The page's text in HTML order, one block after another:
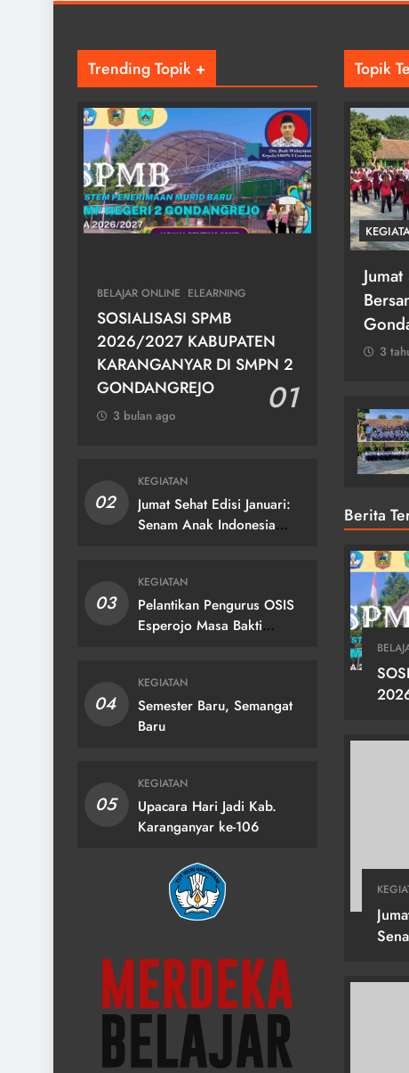
Trending Topik +
BELAJAR ONLINE ELEARNING
SOSIALISASI SPMB
2026/2027 KABUPATEN
KARANGANYAR DI SMPN 2
GONDANGREJO
01
3 bulan ago
02
KEGIATAN
Jumat Sehat Edisi Januari:
Senam Anak Indonesia
03
KEGIATAN
Pelantikan Pengurus OSIS
Esperojo Masa Bakti
04
KEGIATAN
Semester Baru, Semangat
Baru
05
KEGIATAN
Upacara Hari Jadi Kab.
Karanganyar ke-106
Topik
INFORMASI SEKOLAH KEGIATAN
Kabupaten Karanganyar
3 tahun ago
3
Berita
2